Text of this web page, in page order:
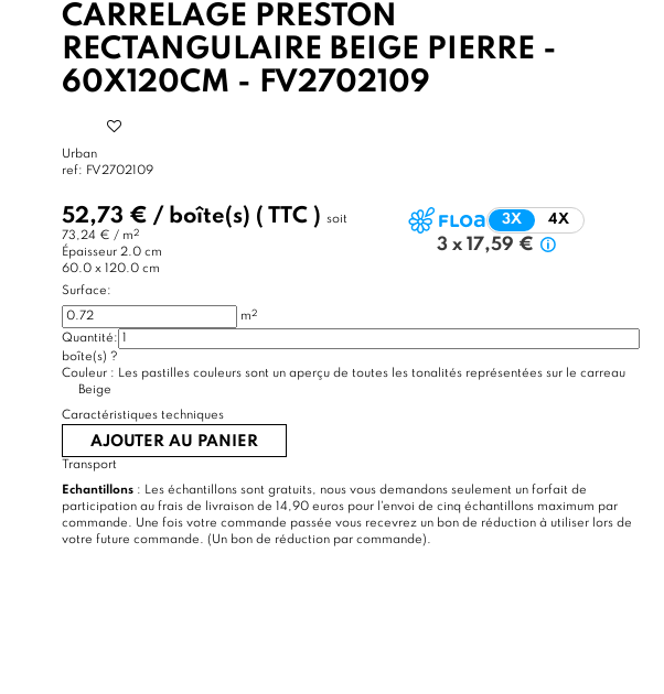
CARRELAGE PRESTON
RECTANGULAIRE BEIGE PIERRE -
60X120CM - FV2702109
Urban
ref: FV2702109
52,73 € / boîte(s) ( TTC ) soit
73,24 € / m2
Épaisseur 2.0 cm
60.0 x 120.0 cm
3X 4X
3 x 17,59 €
Surface:
m2
Quantité:
boîte(s) ?
Couleur : Les pastilles couleurs sont un aperçu de toutes les tonalités représentées sur le carreau
Beige
Caractéristiques techniques
AJOUTER AU PANIER
Transport
Echantillons: Les échantillons sont gratuits, nous vous demandons seulement un forfait de
participation au frais de livraison de 14,90 euros pour l'envoi de cinq échantillons maximum par
commande. Une fois votre commande passée vous recevrez un bon de réduction à utiliser lors de
votre future commande. (Un bon de réduction par commande).